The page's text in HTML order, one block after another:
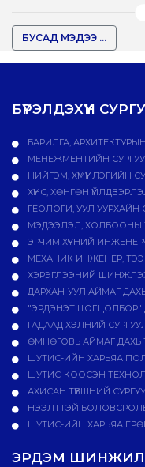
БУСАД МЭДЭЭ ...
БҮРЭЛДЭХҮҮН
БАРИЛГА,
МЕНЕЖМЕНТИЙН
НИЙГЭМ, ХҮМҮҮНЛЭГИЙН
ХҮНС, ХӨНГӨН
ГЕОЛОГИ, УУЛ УУРХАЙН
МЭДЭЭЛЭЛ, ХОЛБООНЫ
ЭРЧИМ ХҮЧНИЙ
МЕХАНИК ИНЖЕНЕР,
ХЭРЭГЛЭЭНИЙ
ДАРХАН-УУЛ АЙМАГ
"ЭРДЭНЭТ ЦОГЦОЛБОР"
ГАДААД ХЭЛНИЙ
ӨМНӨГОВЬ АЙМАГ ДАХЬ
ШУТИС-ИЙН ХАРЬЯА
ШУТИС-КООСЭН
АХИСАН ТҮВШНИЙ
НЭЭЛТТЭЙ
ШУТИС-ИЙН ХАРЬЯА
ЭРДЭМ